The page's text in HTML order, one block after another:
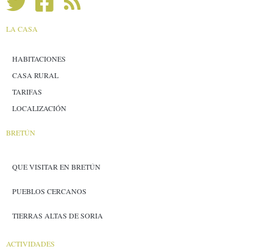
LA CASA
HABITACIONES
CASA RURAL
TARIFAS
LOCALIZACIÓN
BRETÚN
QUE VISITAR EN BRETÚN
PUEBLOS CERCANOS
TIERRAS ALTAS DE SORIA
ACTIVIDADES